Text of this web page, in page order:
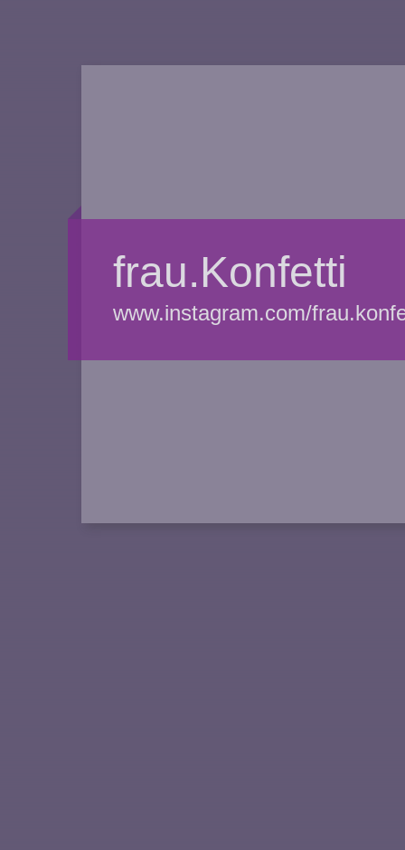
frau.Konfetti
www.instagram.com/